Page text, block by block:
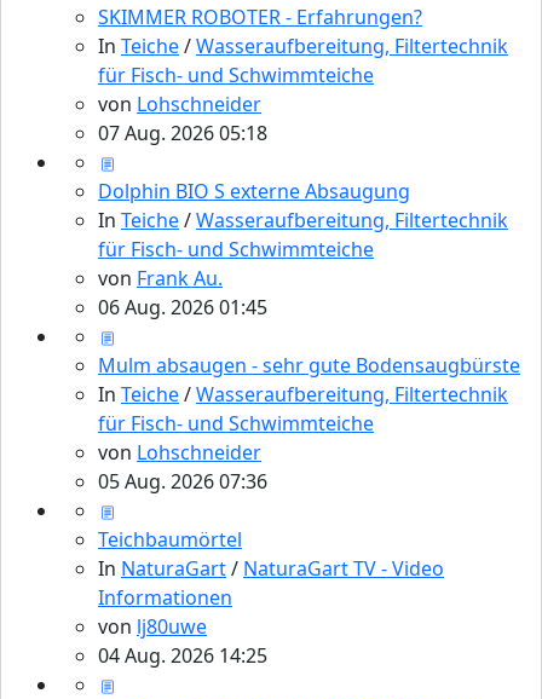
SKIMMER ROBOTER - Erfahrungen?
In Teiche/Wasseraufbereitung, Filtertechnik
für Fisch- und Schwimmteiche
von Lohschneider
07 Aug. 2026 05:18
Dolphin BIO S externe Absaugung
In Teiche/Wasseraufbereitung, Filtertechnik
für Fisch- und Schwimmteiche
von Frank Au.
06 Aug. 2026 01:45
Mulm absaugen - sehr gute Bodensaugbürste
In Teiche/Wasseraufbereitung, Filtertechnik
für Fisch- und Schwimmteiche
von Lohschneider
05 Aug. 2026 07:36
Teichbaumörtel
In NaturaGart/ NaturaGart TV - Video
Informationen
von lj80uwe
04 Aug. 2026 14:25